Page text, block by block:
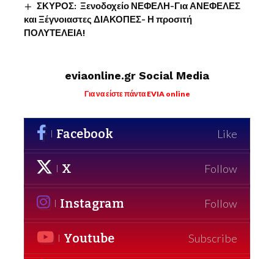
ΣΚΥΡΟΣ: Ξενοδοχείο ΝΕΦΕΛΗ-Για ΑΝΕΦΕΛΕΣ
και Ξέγνοιαστες ΔΙΑΚΟΠΕΣ- Η προσιτή
ΠΟΛΥΤΕΛΕΙΑ!
eviaonline.gr Social Media
Για να είστε πάντα EVIA online
Facebook Like
X Follow
Instagram Follow
Youtube Subscribe